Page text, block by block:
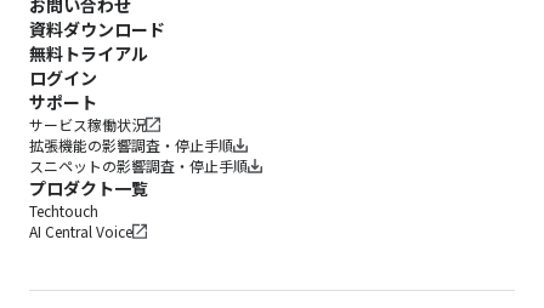
資料ダウンロード
無料トライアル
ログイン
サポート
サービス稼働状況
拡張機能の影響調査・停止手順
スニペットの影響調査・停止手順
プロダクト一覧
Techtouch
AI Central Voice